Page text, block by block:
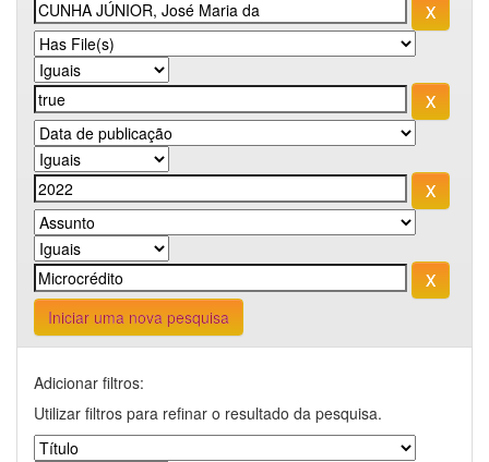
Iniciar uma nova pesquisa
Adicionar filtros:
Utilizar filtros para refinar o resultado da pesquisa.